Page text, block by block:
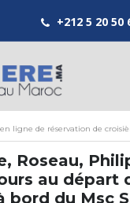
+212 5 20 50
ligne de réservation de
Roseau,
au départ
bord du Msc